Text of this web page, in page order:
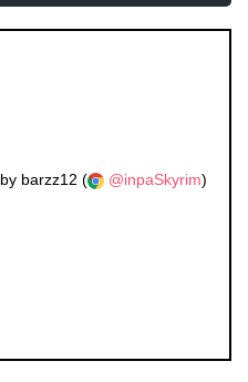
by barzz12 ( @inpaSkyrim)